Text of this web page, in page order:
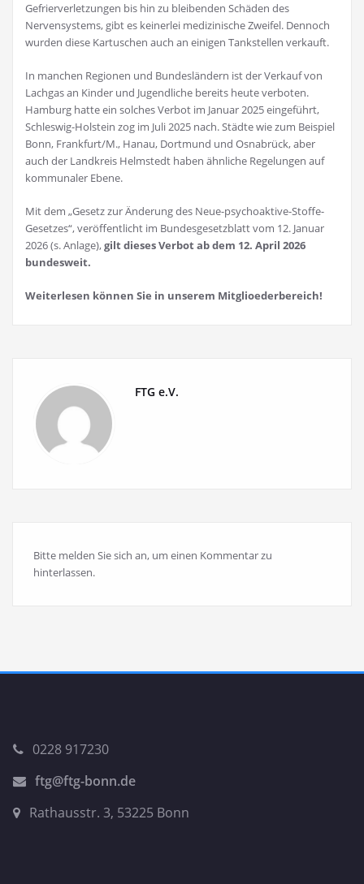
Gefrierverletzungen bis hin zu bleibenden Schäden des
Nervensystems, gibt es keinerlei medizinische Zweifel. Dennoch
wurden diese Kartuschen auch an einigen Tankstellen verkauft.
In manchen Regionen und Bundesländern ist der Verkauf von
Lachgas an Kinder und Jugendliche bereits heute verboten.
Hamburg hatte ein solches Verbot im Januar 2025 eingeführt,
Schleswig-Holstein zog im Juli 2025 nach. Städte wie zum Beispiel
Bonn, Frankfurt/M., Hanau, Dortmund und Osnabrück, aber
auch der Landkreis Helmstedt haben ähnliche Regelungen auf
kommunaler Ebene.
Mit dem „Gesetz zur Änderung des Neue-psychoaktive-Stoffe-
Gesetzes“, veröffentlicht im Bundesgesetzblatt vom 12. Januar
2026 (s. Anlage),gilt dieses Verbot ab dem 12. April 2026
bundesweit.
Weiterlesen können Sie in unserem Mitglioederbereich!
FTG e.V.
Bitte melden Sie sich an, um einen Kommentar zu
hinterlassen.
0228 917230
ftg@ftg-bonn.de
Rathausstr. 3, 53225 Bonn